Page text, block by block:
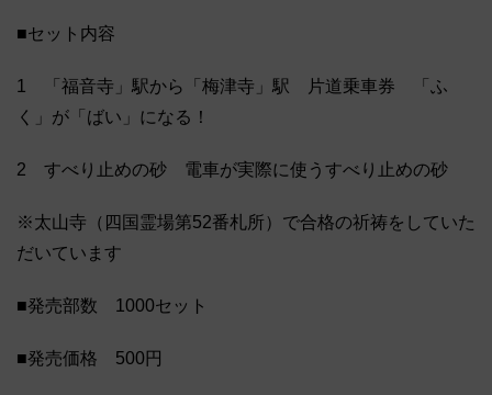
■セット内容
1 「福音寺」駅から「梅津寺」駅 片道乗車券 「ふ
く」が「ばい」になる！
2 すべり止めの砂 電車が実際に使うすべり止めの砂
※太山寺（四国霊場第52番札所）で合格の祈祷をしていた
だいています
■発売部数 1000セット
■発売価格 500円